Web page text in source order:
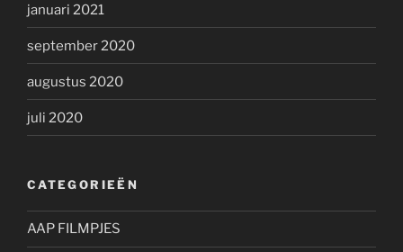
januari 2021
september 2020
augustus 2020
juli 2020
CATEGORIEËN
AAP FILMPJES